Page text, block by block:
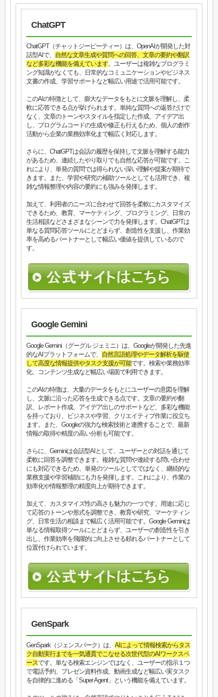
ChatGPT
ChatGPT（チャットジーピーティー）は、OpenAIが開発した対
話型AIで、 自然な文章生成や質問への回答、文章の要約や翻訳
など多彩な機能を備えています。ユーザーは複雑なプログラミ
ング知識がなくても、日常的なコミュニケーションやビジネス
文書の作成、学習サポートなど幅広い用途で活用可能です。
このAIの特徴として、膨大なデータをもとに文脈を理解し、柔
軟に応答できる点が挙げられます。単純な質問への返答だけで
なく、文章のトーンやスタイルを指定した作成、アイデア出
し、プログラムコードの生成や修正も行えるため、個人の創作
活動から企業の業務効率化まで幅広く対応します。
さらに、ChatGPTは会話の履歴を保持して文脈を理解する能力
があるため、連続したやり取りでも自然な応答が可能です。こ
れにより、単発の質問では得られない深い理解や提案が期待で
きます。また、学習や研究の補助ツールとしても活用でき、複
雑な情報整理や内容の要約にも強みを発揮します。
加えて、利用者のニーズに合わせて回答を柔軟にカスタマイズ
できるため、教育、マーケティング、プログラミング、日常の
生活相談などさまざまなシーンで力を発揮します。ChatGPTは
単なる質問応答ツールにとどまらず、創造性を支援し、作業効
率を高めるパートナーとして幅広い価値を提供しているので
す。
Google Gemini
Google Gemini（グーグル ジェミニ）は、Googleが開発した先進
的なAIプラットフォームで、 自然言語処理やデータ解析を駆使
して高度な情報提供やタスク支援が可能です。検索や業務効率
化、コンテンツ生成など幅広い場面で利用できます。
このAIの特徴は、大量のデータをもとにユーザーの意図を理解
し、文脈に沿った応答を生成できる点です。文章の要約や翻
訳、レポート作成、アイデア出しのサポートなど、多彩な機能
を持っており、ビジネスや学習、クリエイティブ作業に役立ち
ます。また、Googleの強力な検索技術と連携することで、最新
情報の取得や精度の高い分析も可能です。
さらに、Geminiは会話型AIとして、ユーザーとの対話を通じて
柔軟に回答を調整できます。複雑な質問や連続する問い合わせ
にも対応できるため、単発のツールとしてではなく、継続的な
業務支援や学習補助にも力を発揮します。これにより、作業の
効率化や情報整理の精度向上が期待できます。
加えて、カスタマイズ性の高さも魅力の一つです。用途に応じ
て応答のトーンや形式を調整でき、教育や研究、マーケティン
グ、日常生活の相談まで幅広く活用可能です。Google Geminiは
単なる情報取得ツールにとどまらず、ユーザーの創造性を引き
出し、作業効率を飛躍的に向上させる頼れるパートナーとして
位置付けられています。
GenSpark
GenSpark（ジェンスパーク）は、 AIによって情報検索からタス
ク自動実行までを一気通貫でこなせる次世代型のAIワークスペ
ースです。単なる検索エンジンではなく、ユーザーの指示１つ
で電話予約、プレゼン資料作成、動画生成など幅広い実タスク
を自律的に進める「Super Agent」という機能を備えています。